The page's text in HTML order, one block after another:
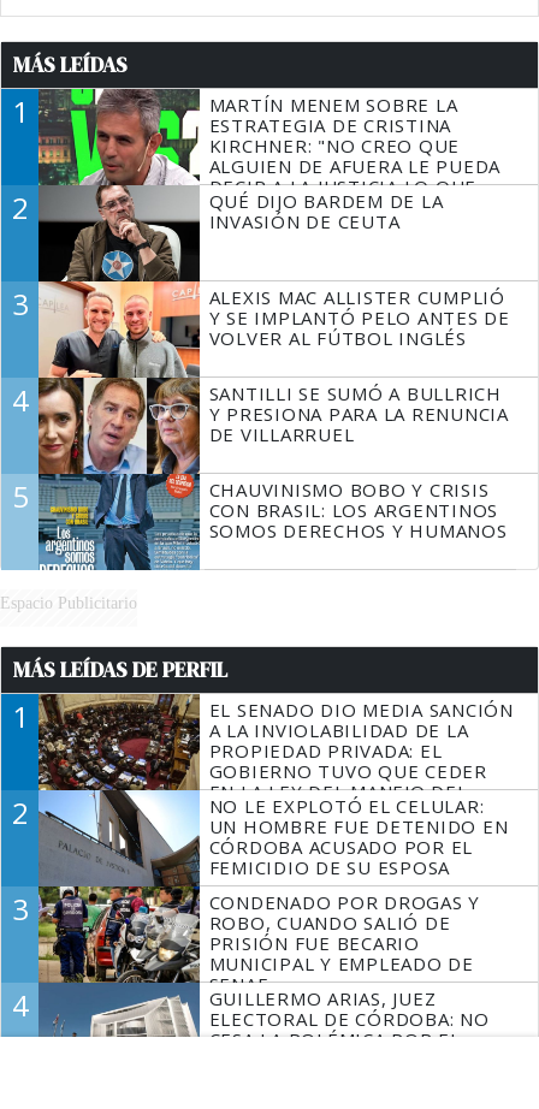
MÁS LEÍDAS
1
MARTÍN MENEM SOBRE LA
ESTRATEGIA DE CRISTINA
KIRCHNER: "NO CREO QUE
ALGUIEN DE AFUERA LE PUEDA
DECIR A LA JUSTICIA LO QUE
TIENE QUE HACER"
2
QUÉ DIJO BARDEM DE LA
INVASIÓN DE CEUTA
3
ALEXIS MAC ALLISTER CUMPLIÓ
Y SE IMPLANTÓ PELO ANTES DE
VOLVER AL FÚTBOL INGLÉS
4
SANTILLI SE SUMÓ A BULLRICH
Y PRESIONA PARA LA RENUNCIA
DE VILLARRUEL
5
CHAUVINISMO BOBO Y CRISIS
CON BRASIL: LOS ARGENTINOS
SOMOS DERECHOS Y HUMANOS
Espacio Publicitario
MÁS LEÍDAS DE PERFIL
1
EL SENADO DIO MEDIA SANCIÓN
A LA INVIOLABILIDAD DE LA
PROPIEDAD PRIVADA: EL
GOBIERNO TUVO QUE CEDER
EN LA LEY DEL MANEJO DEL
FUEGO
2
NO LE EXPLOTÓ EL CELULAR:
UN HOMBRE FUE DETENIDO EN
CÓRDOBA ACUSADO POR EL
FEMICIDIO DE SU ESPOSA
3
CONDENADO POR DROGAS Y
ROBO, CUANDO SALIÓ DE
PRISIÓN FUE BECARIO
MUNICIPAL Y EMPLEADO DE
SENAF
4
GUILLERMO ARIAS, JUEZ
ELECTORAL DE CÓRDOBA: NO
CESA LA POLÉMICA POR EL